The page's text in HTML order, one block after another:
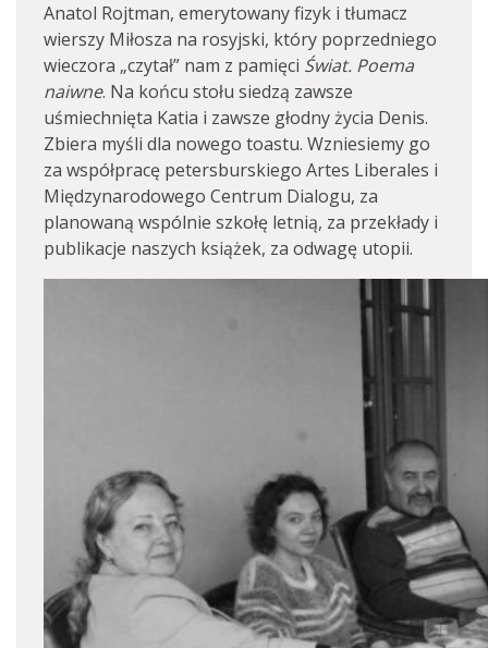
Anatol Rojtman, emerytowany fizyk i tłumacz
wierszy Miłosza na rosyjski, który poprzedniego
wieczora „czytał” nam z pamięci Świat. Poema
naiwne. Na końcu stołu siedzą zawsze
uśmiechnięta Katia i zawsze głodny życia Denis.
Zbiera myśli dla nowego toastu. Wzniesiemy go
za współpracę petersburskiego Artes Liberales i
Międzynarodowego Centrum Dialogu, za
planowaną wspólnie szkołę letnią, za przekłady i
publikacje naszych książek, za odwagę utopii.